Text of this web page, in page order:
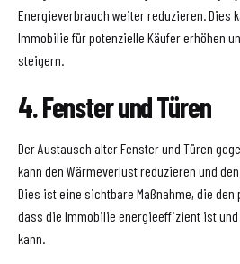
Energieverbrauch weiter reduzieren. Dies
Immobilie für potenzielle Käufer erhöhen
steigern.
4. Fenster und Türen
Der Austausch alter Fenster und Türen
kann den Wärmeverlust reduzieren und
Dies ist eine sichtbare Maßnahme, die den
dass die Immobilie energieeffizient ist und
kann.